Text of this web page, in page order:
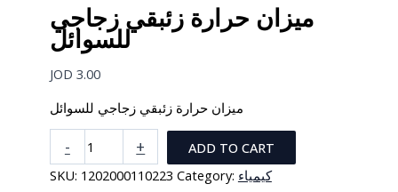
ميزان حرارة زئبقي زجاجي
للسوائل
JOD 3.00
ميزان حرارة زئبقي زجاجي للسوائل
-
حرارة
زئبقي
+
ADD TO CART
SKU: 1202000110223 Category: كيمياء